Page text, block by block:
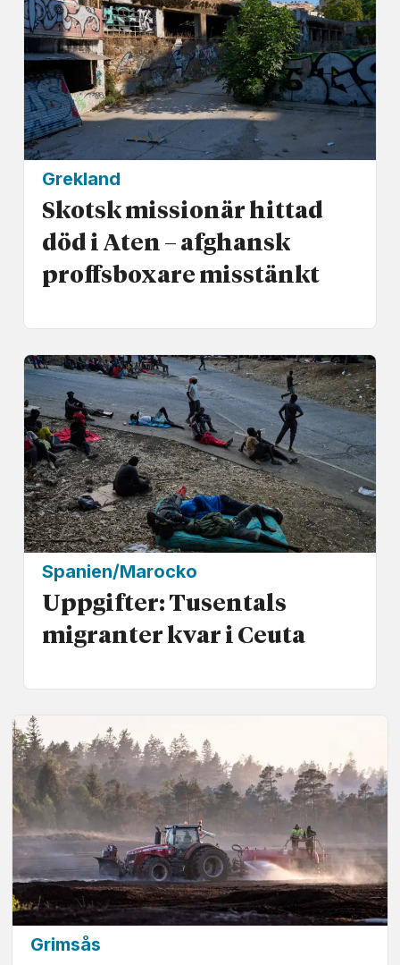
Grekland
Skotsk missionär hittad
död i Aten – afghansk
proffs­boxare misstänkt
Spanien/Marocko
Uppgifter: Tusentals
migranter kvar i Ceuta
Grimsås